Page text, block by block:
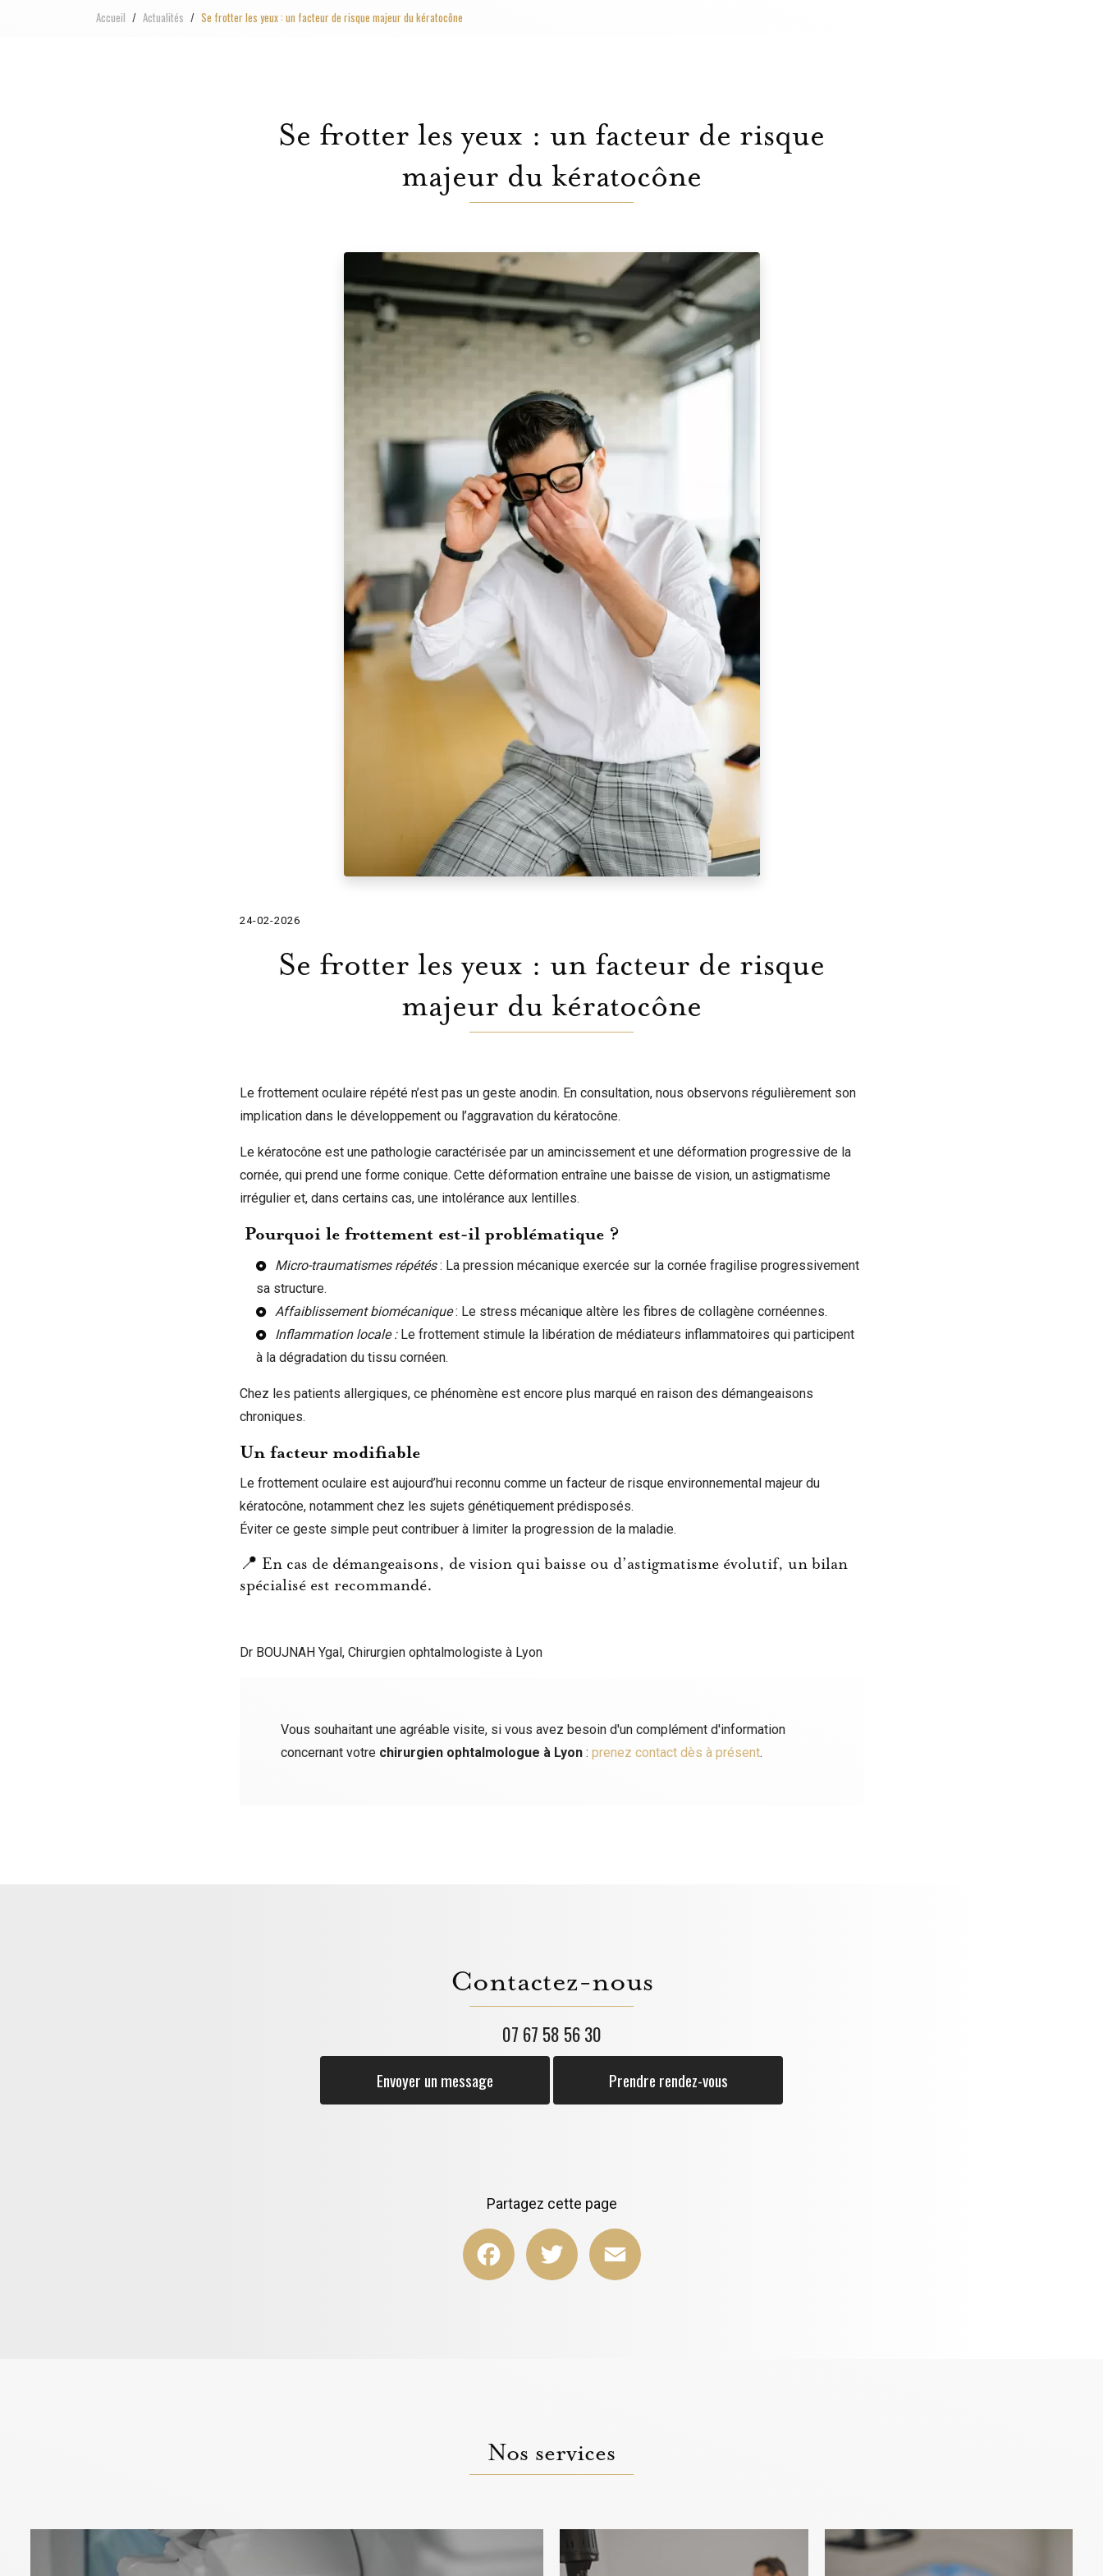
Accueil Actualités Se frotter les yeux : un facteur de risque majeur du kératocône
Se frotter les yeux : un facteur de risque
majeur du kératocône
24-02-2026
Se frotter les yeux : un facteur de risque
majeur du kératocône
Le frottement oculaire répété n’est pas un geste anodin. En consultation, nous observons régulièrement son
implication dans le développement ou l’aggravation du kératocône.
Le kératocône est une pathologie caractérisée par un amincissement et une déformation progressive de la
cornée, qui prend une forme conique. Cette déformation entraîne une baisse de vision, un astigmatisme
irrégulier et, dans certains cas, une intolérance aux lentilles.
Pourquoi le frottement est-il problématique ?
Micro-traumatismes répétés: La pression mécanique exercée sur la cornée fragilise progressivement
sa structure.
Affaiblissement biomécanique: Le stress mécanique altère les fibres de collagène cornéennes.
Inflammation locale : Le frottement stimule la libération de médiateurs inflammatoires qui participent
à la dégradation du tissu cornéen.
Chez les patients allergiques, ce phénomène est encore plus marqué en raison des démangeaisons
chroniques.
Un facteur modifiable
Le frottement oculaire est aujourd’hui reconnu comme un facteur de risque environnemental majeur du
kératocône, notamment chez les sujets génétiquement prédisposés.
Éviter ce geste simple peut contribuer à limiter la progression de la maladie.
📍 En cas de démangeaisons, de vision qui baisse ou d’astigmatisme évolutif, un bilan
spécialisé est recommandé.
Dr BOUJNAH Ygal, Chirurgien ophtalmologiste à Lyon
Vous souhaitant une agréable visite, si vous avez besoin d'un complément d'information
concernant votre chirurgien ophtalmologue à Lyon : prenez contact dès à présent.
Contactez-nous
07 67 58 56 30
Envoyer un message Prendre rendez-vous
Partagez cette page
Facebook Twitter
Nos services